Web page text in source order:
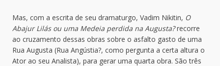
Mas, com a escrita de seu dramaturgo, Vadim Nikitin, O
Abajur Lilás ou uma Medeia perdida na Augusta?recorre
ao cruzamento dessas obras sobre o asfalto gasto de uma
Rua Augusta (Rua Angústia?, como pergunta a certa altura o
Ator ao seu Analista), para gerar uma quarta obra. São três